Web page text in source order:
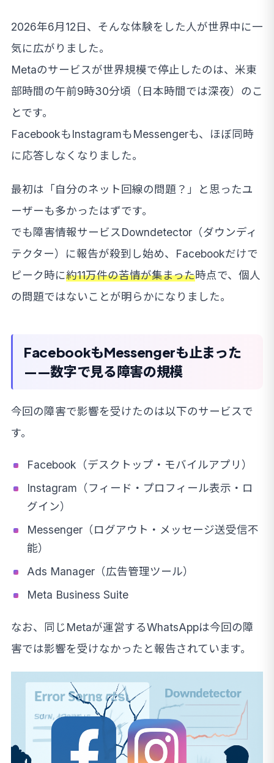
2026年6月12日、そんな体験をした人が世界中に一
気に広がりました。
Metaのサービスが世界規模で停止したのは、米東
部時間の午前9時30分頃（日本時間では深夜）のこ
とです。
FacebookもInstagramもMessengerも、ほぼ同時
に応答しなくなりました。
最初は「自分のネット回線の問題？」と思ったユ
ーザーも多かったはずです。
でも障害情報サービスDowndetector（ダウンディ
テクター）に報告が殺到し始め、Facebookだけで
ピーク時に約11万件の苦情が集まった時点で、個人
の問題ではないことが明らかになりました。
FacebookもMessengerも止まった
——数字で見る障害の規模
今回の障害で影響を受けたのは以下のサービスで
す。
Facebook（デスクトップ・モバイルアプリ）
Instagram（フィード・プロフィール表示・ロ
グイン）
Messenger（ログアウト・メッセージ送受信不
能）
Ads Manager（広告管理ツール）
Meta Business Suite
なお、同じMetaが運営するWhatsAppは今回の障
害では影響を受けなかったと報告されています。